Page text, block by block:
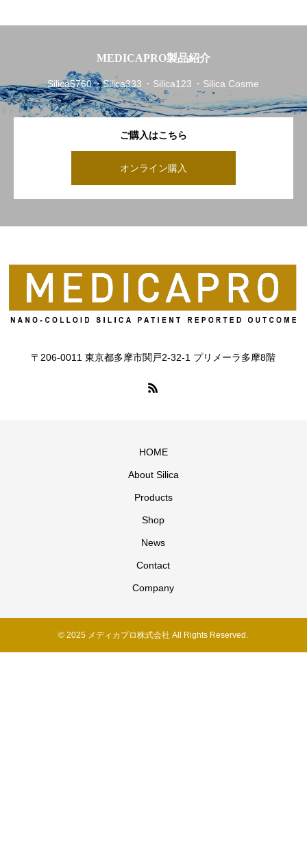
MEDICAPRO製品紹介
Silica5760 Silica333 Silica123 Silica Cosme
ご購入はこちら
オンライン購入
〒206-0011 東京都多摩市関戸2-32-1 プリメーラ多摩8階
HOME
About Silica
Products
Shop
News
Contact
Company
© 2025 メディカプロ株式会社 All Rights Reserved.